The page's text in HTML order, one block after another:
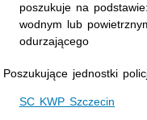
poszukuje na
wodnym lub
odurzającego
Poszukujące jednostki
SC KWP Szczecin